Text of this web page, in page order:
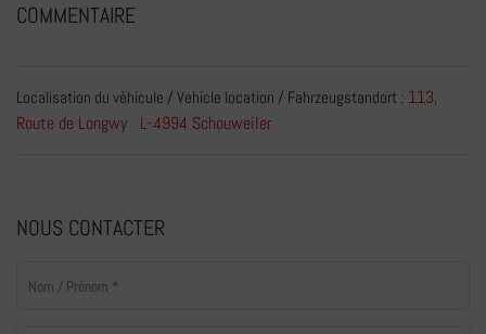
COMMENTAIRE
Localisation du véhicule / Vehicle location / Fahrzeugstandort : 113,
Route de Longwy L-4994 Schouweiler
NOUS CONTACTER